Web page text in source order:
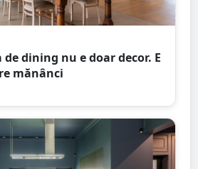
dining nu e doar decor. E
mănânci